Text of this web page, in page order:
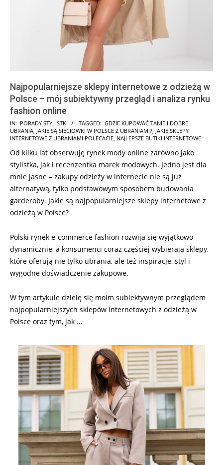
Najpopularniejsze sklepy internetowe z odzieżą w
Polsce – mój subiektywny przegląd i analiza rynku
fashion online
2026-
05-
IN: PORADY STYLISTKI TAGGED: GDZIE KUPOWAĆ TANIE I DOBRE
UBRANIA, JAKIE SĄ SIECIOWKI W POLSCE Z UBRANIAMI?, JAKIE SKLEPY
INTERNETOWE Z UBRANIAMI POLECACIE, NAJLEPSZE BUTIKI INTERNETOWE
Od kilku lat obserwuję rynek mody online zarówno jako
stylistka, jak i recenzentka marek modowych. Jedno jest dla
mnie jasne – zakupy odzieży w internecie nie są już
alternatywą, tylko podstawowym sposobem budowania
garderoby. Jakie są najpopularniejsze sklepy internetowe z
odzieżą w Polsce?
Polski rynek e-commerce fashion rozwija się wyjątkowo
dynamicznie, a konsumenci coraz częściej wybierają sklepy,
które oferują nie tylko ubrania, ale też inspiracje, styl i
wygodne doświadczenie zakupowe.
W tym artykule dzielę się moim subiektywnym przeglądem
najpopularniejszych sklepów internetowych z odzieżą w
Polsce oraz tym, jak …